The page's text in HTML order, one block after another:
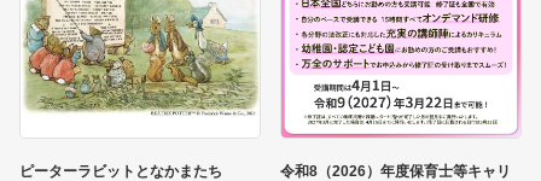
ピーターラビットとなかまたち
令和8（2026）年度保育士等キャリ